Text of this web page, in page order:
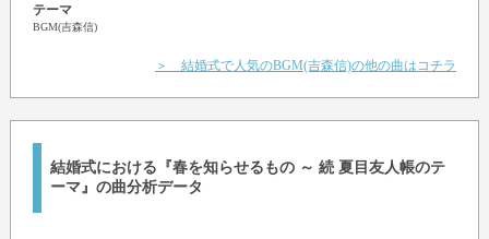
テーマ
BGM(吉森信)
＞ 結婚式で人気のBGM(吉森信)の他の曲はコチラ
結婚式における『春を知らせるもの ～ 続 夏目友人帳のテ
ーマ』の曲分析データ